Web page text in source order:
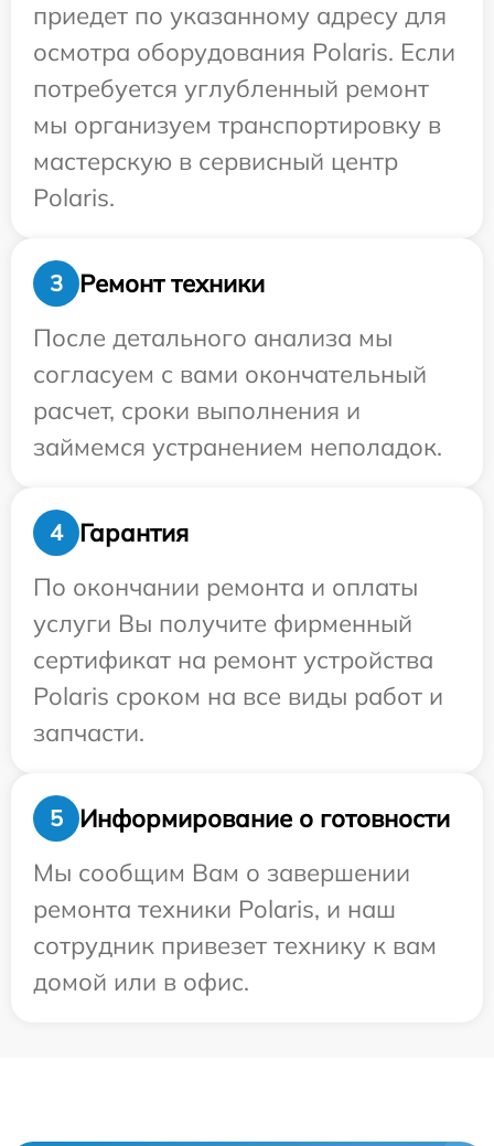
приедет по указанному адресу для
осмотра оборудования Polaris. Если
потребуется углубленный ремонт
мы организуем транспортировку в
мастерскую в сервисный центр
Polaris.
3
Ремонт техники
После детального анализа мы
согласуем с вами окончательный
расчет, сроки выполнения и
займемся устранением неполадок.
4
Гарантия
По окончании ремонта и оплаты
услуги Вы получите фирменный
сертификат на ремонт устройства
Polaris сроком на все виды работ и
запчасти.
5
Информирование о готовности
Мы сообщим Вам о завершении
ремонта техники Polaris, и наш
сотрудник привезет технику к вам
домой или в офис.